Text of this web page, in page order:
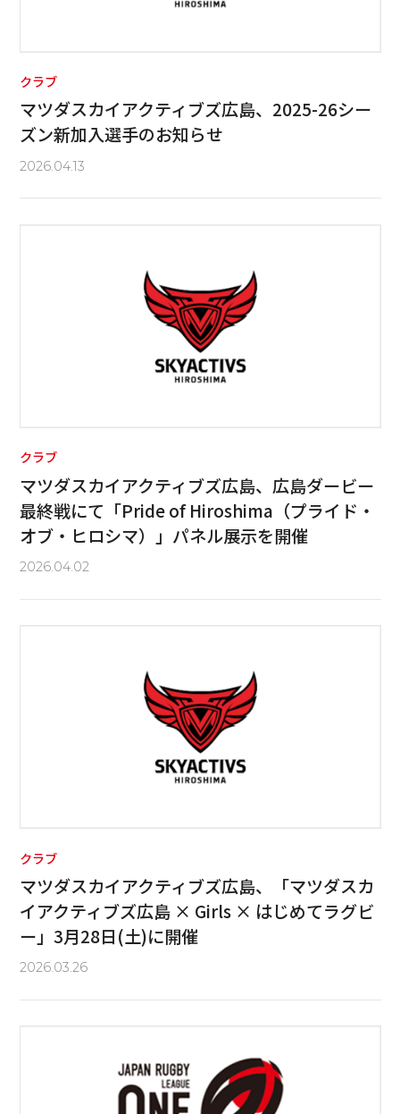
クラブ
マツダスカイアクティブズ広島、2025-26シー
ズン新加入選手のお知らせ
2026.04.13
クラブ
マツダスカイアクティブズ広島、広島ダービー
最終戦にて「Pride of Hiroshima（プライド・
オブ・ヒロシマ）」パネル展示を開催
2026.04.02
クラブ
マツダスカイアクティブズ広島、「マツダスカ
イアクティブズ広島 × Girls × はじめてラグビ
ー」3月28日(土)に開催
2026.03.26